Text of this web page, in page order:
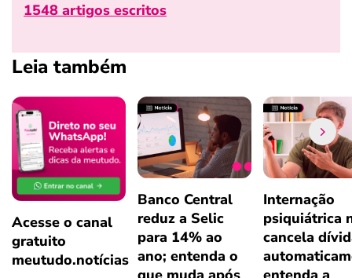
1548 artigos escritos
Leia também
Acesse o canal
gratuito
meutudo.notícias
Banco Central
reduz a Selic
para 14% ao
ano; entenda o
Internação
psiquiátrica
cancela